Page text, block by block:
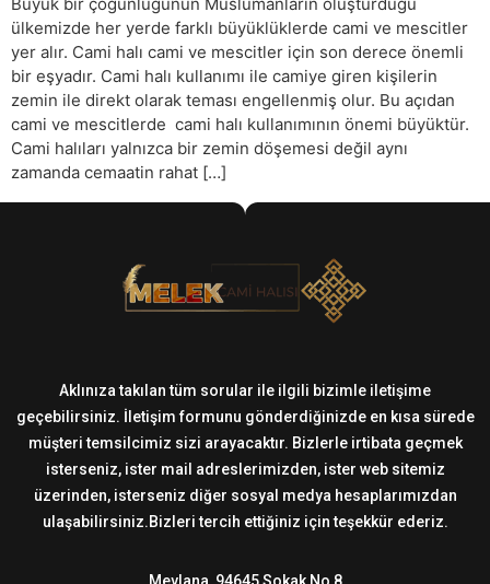
Büyük bir çoğunluğunun Müslümanların oluşturduğu
ülkemizde her yerde farklı büyüklüklerde cami ve mescitler
yer alır. Cami halı cami ve mescitler için son derece önemli
bir eşyadır. Cami halı kullanımı ile camiye giren kişilerin
zemin ile direkt olarak teması engellenmiş olur. Bu açıdan
cami ve mescitlerde cami halı kullanımının önemi büyüktür.
Cami halıları yalnızca bir zemin döşemesi değil aynı
zamanda cemaatin rahat […]
Aklınıza takılan tüm sorular ile ilgili bizimle iletişime
geçebilirsiniz. İletişim formunu gönderdiğinizde en kısa sürede
müşteri temsilcimiz sizi arayacaktır. Bizlerle irtibata geçmek
isterseniz, ister mail adreslerimizden, ister web sitemiz
üzerinden, isterseniz diğer sosyal medya hesaplarımızdan
ulaşabilirsiniz.Bizleri tercih ettiğiniz için teşekkür ederiz.